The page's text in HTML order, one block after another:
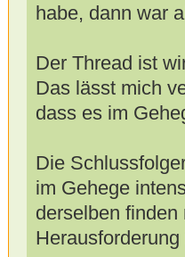
habe, dann war
Der Thread ist
Das lässt mich
dass es im
Die
im Gehege
derselben
Herausforderung